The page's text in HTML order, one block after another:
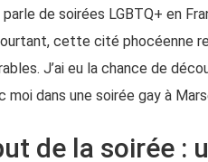
parle de soirées LGBTQ+ en
cette cité phocéenne
J’ai eu la chance de
moi dans une soirée gay à
de la soirée :